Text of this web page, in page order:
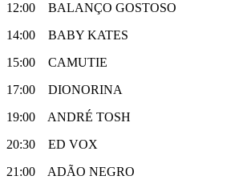
12:00 BALANÇO GOSTOSO
14:00 BABY KATES
15:00 CAMUTIE
17:00 DIONORINA
19:00 ANDRÉ TOSH
20:30 ED VOX
21:00 ADÃO NEGRO